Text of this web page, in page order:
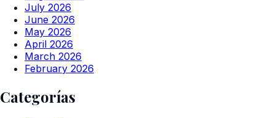
July 2026
June 2026
May 2026
April 2026
March 2026
February 2026
Categorías